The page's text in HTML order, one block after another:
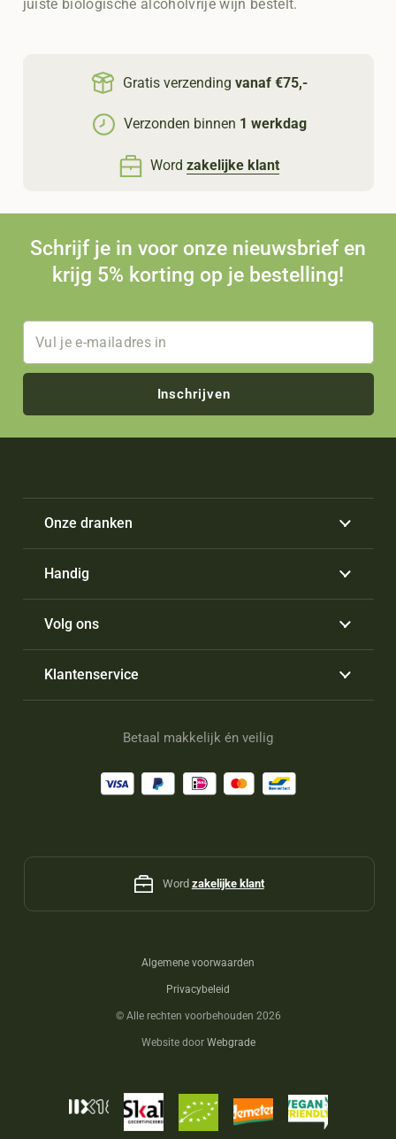
juiste biologische alcoholvrije wijn bestelt.
Gratis verzendingvanaf €75,-
Verzonden binnen 1 werkdag
Word zakelijke klant
Schrijf je in voor onze nieuwsbrief en
krijg 5% korting op je bestelling!
Inschrijven
Onze dranken
Handig
Volg ons
Klantenservice
Betaal makkelijk én veilig
Word zakelijke klant
Algemene voorwaarden
Privacybeleid
© Alle rechten voorbehouden 2026
Website door Webgrade